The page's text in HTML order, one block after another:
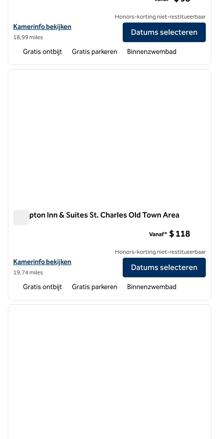
Bekijk hoteldetails voor Hampton Inn St. Louis/Chesterfield
Kamerinfo bekijken
18,99 miles
Honors-korting niet-restitueerbaar
Datums selecteren
Gratis ontbijt Gratis parkeren Binnenzwembad
1 van 12
Hampton Inn & Suites St. Charles Old Town Area
Bekijk hoteldetails voor Hampton Inn & Suites St. Charles Old Town
Kamerinfo bekijken
19,74 miles
Vanaf* $ 118
Honors-korting niet-restitueerbaar
Datums selecteren
Gratis ontbijt Gratis parkeren Binnenzwembad
1 van 12